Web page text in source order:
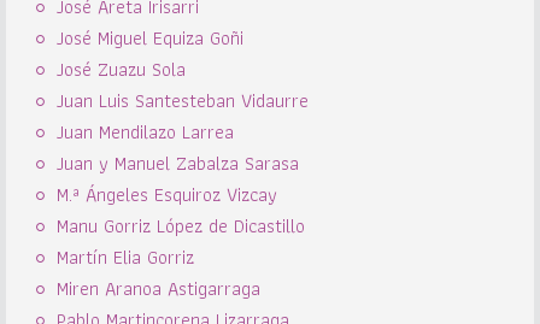
José Areta Irisarri
José Miguel Equiza Goñi
José Zuazu Sola
Juan Luis Santesteban Vidaurre
Juan Mendilazo Larrea
Juan y Manuel Zabalza Sarasa
M.ª Ángeles Esquiroz Vizcay
Manu Gorriz López de Dicastillo
Martín Elia Gorriz
Miren Aranoa Astigarraga